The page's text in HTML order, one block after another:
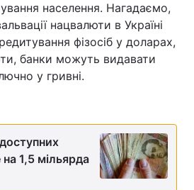
населення. Нагадаємо,
нацвалюти в Україні
фізосіб у доларах,
банки можуть видавати
у гривні.
1,5 мільярда